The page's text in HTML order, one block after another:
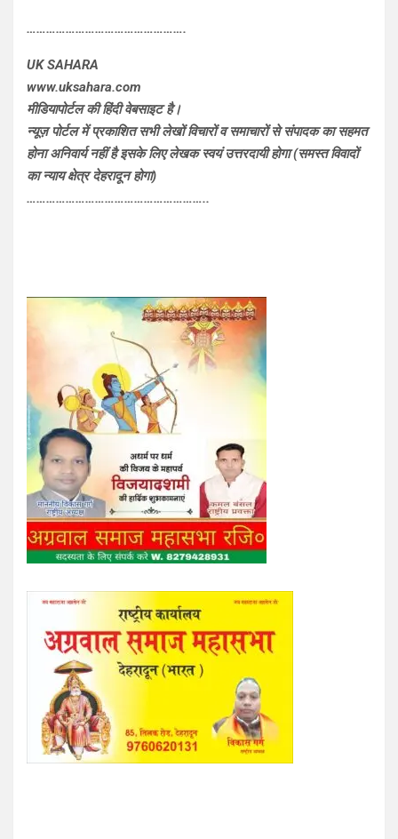
………………………………………….
UK SAHARA
www.uksahara.com
मीडियापोर्टल की हिंदी वेबसाइट है।
न्यूज़ पोर्टल में प्रकाशित सभी लेखों विचारों व समाचारों से संपादक का सहमत
होना अनिवार्य नहीं है इसके लिए लेखक स्वयं उत्तरदायी होगा (समस्त विवादों
का न्याय क्षेत्र देहरादून होगा)
………………………………………………..